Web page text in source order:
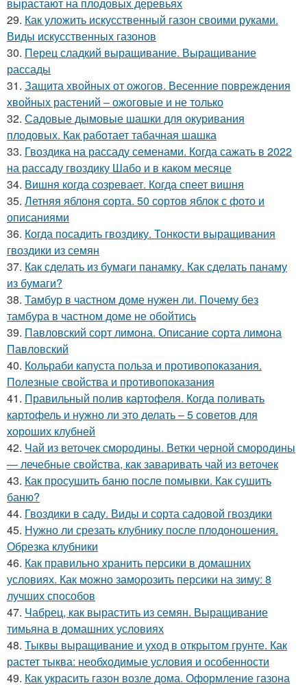
вырастают на плодовых деревьях
29. Как уложить искусственный газон своими руками.
Виды искусственных газонов
30. Перец сладкий выращивание. Выращивание
рассады
31. Защита хвойных от ожогов. Весенние повреждения
хвойных растений – ожоговые и не только
32. Садовые дымовые шашки для окуривания
плодовых. Как работает табачная шашка
33. Гвоздика на рассаду семенами. Когда сажать в 2022
на рассаду гвоздику Шабо и в каком месяце
34. Вишня когда созревает. Когда спеет вишня
35. Летняя яблоня сорта. 50 сортов яблок с фото и
описаниями
36. Когда посадить гвоздику. Тонкости выращивания
гвоздики из семян
37. Как сделать из бумаги панамку. Как сделать панаму
из бумаги?
38. Тамбур в частном доме нужен ли. Почему без
тамбура в частном доме не обойтись
39. Павловский сорт лимона. Описание сорта лимона
Павловский
40. Кольраби капуста польза и противопоказания.
Полезные свойства и противопоказания
41. Правильный полив картофеля. Когда поливать
картофель и нужно ли это делать – 5 советов для
хороших клубней
42. Чай из веточек смородины. Ветки черной смородины
— лечебные свойства, как заваривать чай из веточек
43. Как просушить баню после помывки. Как сушить
баню?
44. Гвоздики в саду. Виды и сорта садовой гвоздики
45. Нужно ли срезать клубнику после плодоношения.
Обрезка клубники
46. Как правильно хранить персики в домашних
условиях. Как можно заморозить персики на зиму: 8
лучших способов
47. Чабрец, как вырастить из семян. Выращивание
тимьяна в домашних условиях
48. Тыквы выращивание и уход в открытом грунте. Как
растет тыква: необходимые условия и особенности
49. Как украсить газон возле дома. Оформление газона